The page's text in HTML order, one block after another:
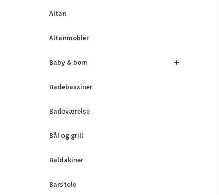
Altan
Altanmøbler
+
Baby & børn
Badebassiner
Badeværelse
Bål og grill
Baldakiner
Barstole